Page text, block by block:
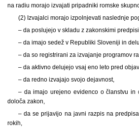
na radiu morajo izvajati pripadniki romske
(2) Izvajalci morajo izpolnjevati naslednje
– da poslujejo v skladu z zakonskimi
– da imajo sedež v Republiki Sloveniji in
– da so registrirani za izvajanje programov
– da aktivno delujejo vsaj eno leto pred
– da redno izvajajo svojo dejavnost,
– da imajo urejeno evidenco o članstvu in
določa zakon,
– da se prijavijo na javni razpis na
rokih,